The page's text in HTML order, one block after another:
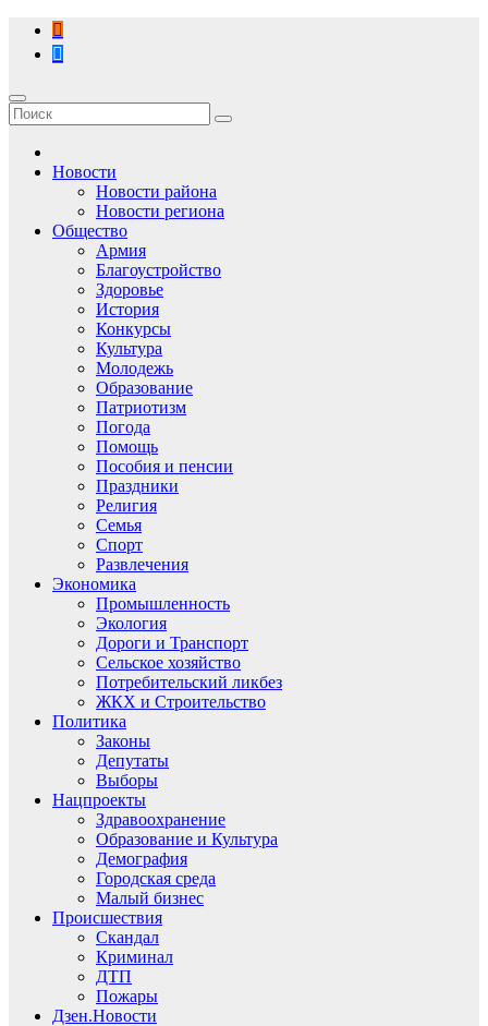
Перейти
содержимому
Новости
Новости района
Новости региона
Общество
Армия
Благоустройство
Здоровье
История
Конкурсы
Культура
Молодежь
Образование
Патриотизм
Погода
Помощь
Пособия и пенсии
Праздники
Религия
Семья
Спорт
Развлечения
Экономика
Промышленность
Экология
Дороги и Транспорт
Сельское хозяйство
Потребительский ликбез
ЖКХ и Строительство
Политика
Законы
Депутаты
Выборы
Нацпроекты
Здравоохранение
Образование и Культура
Демография
Городская среда
Малый бизнес
Происшествия
Скандал
Криминал
ДТП
Пожары
Дзен.Новости